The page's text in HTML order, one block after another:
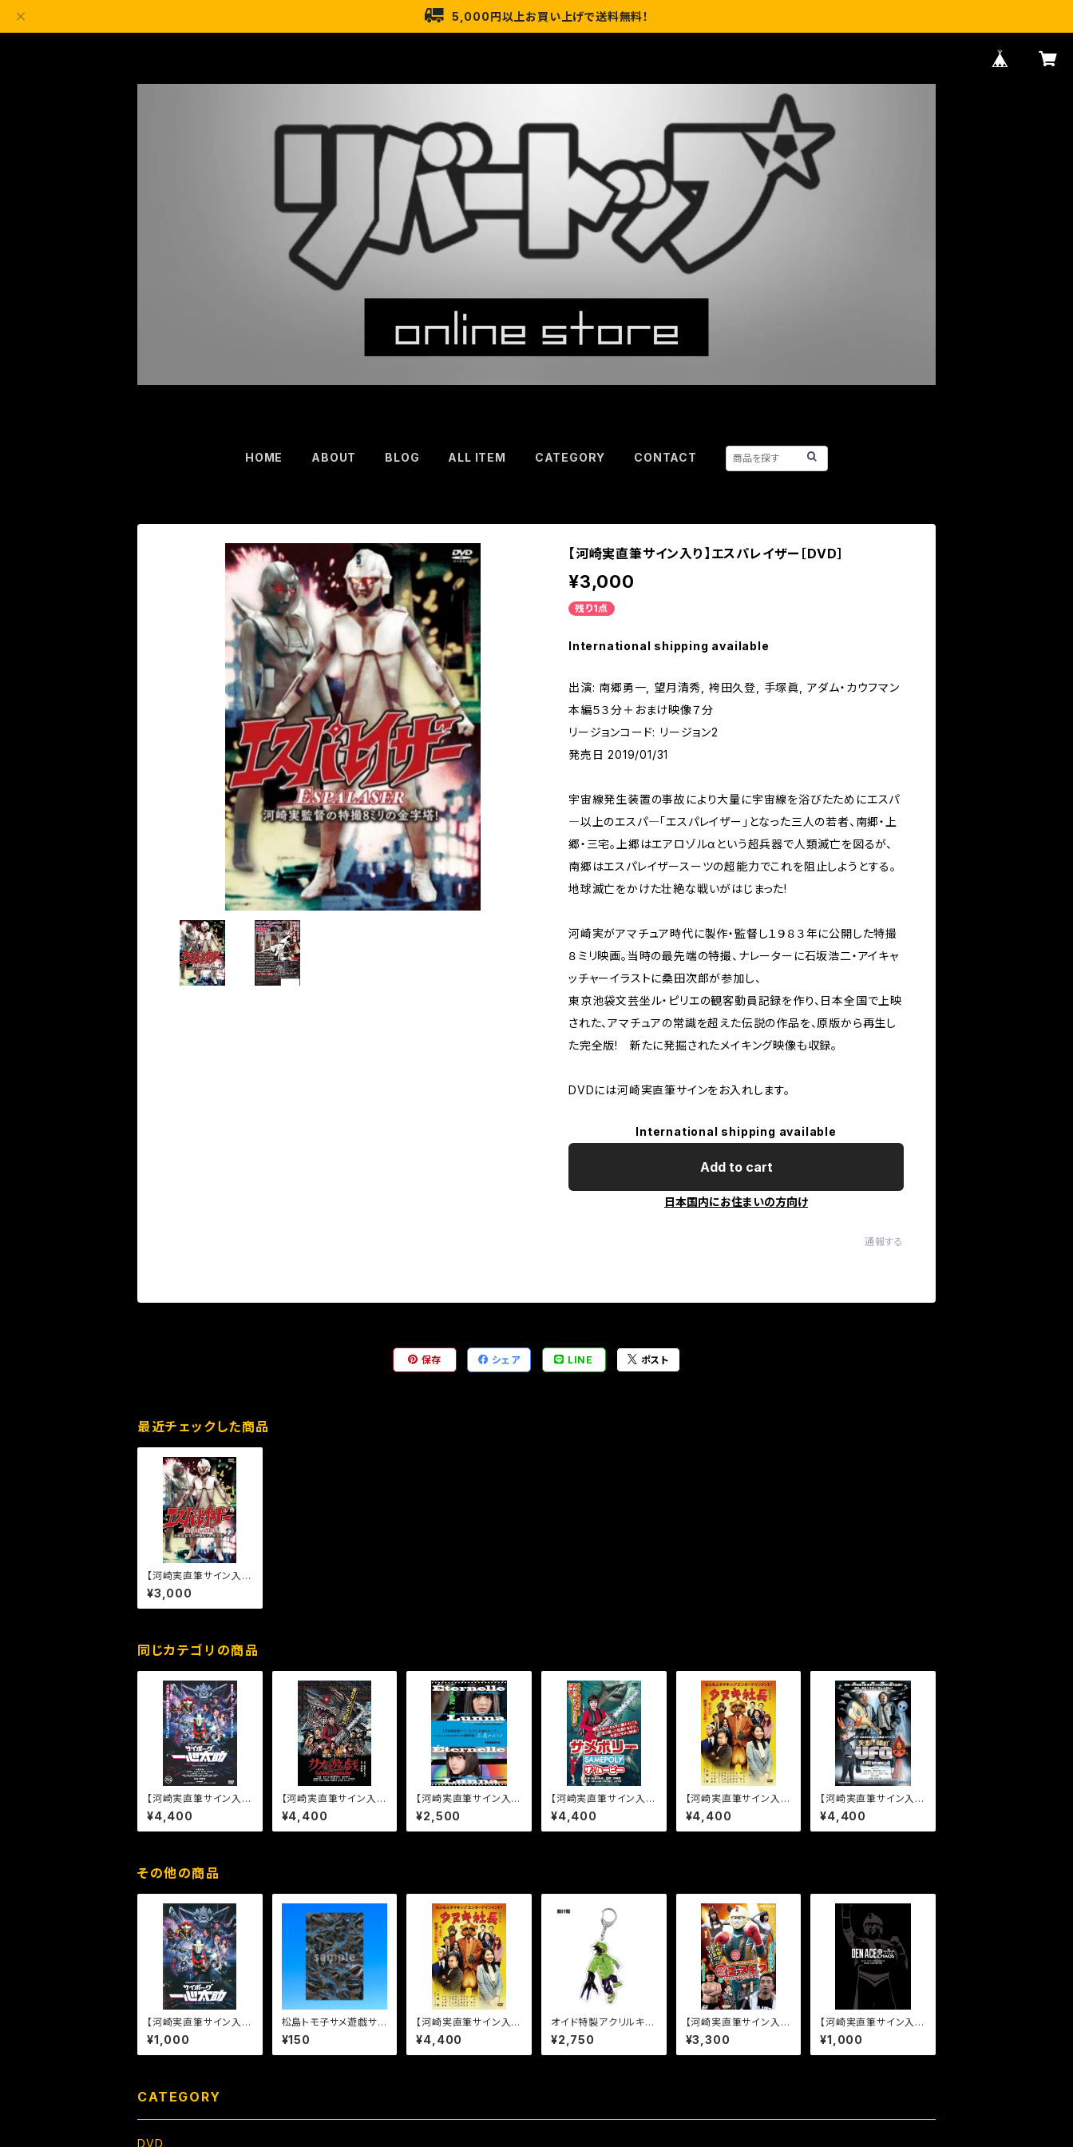
5,000円以上お買い上げで送料無料！
HOME ABOUT BLOG ALL ITEM CATEGORY CONTACT
【河崎実直筆サイン入り】エスパレイザー［DVD］
¥3,000
残り1点
International shipping available
出演: 南郷勇一, 望月清秀, 袴田久登, 手塚眞, アダム・カウフマン
本編５３分＋おまけ映像７分
リージョンコード: リージョン2
発売日 2019/01/31
宇宙線発生装置の事故により大量に宇宙線を浴びたためにエスパ
―以上のエスパ―「エスパレイザー」となった三人の若者、南郷・上
郷・三宅。上郷はエアロゾルαという超兵器で人類滅亡を図るが、
南郷はエスパレイザースーツの超能力でこれを阻止しようとする。
地球滅亡をかけた壮絶な戦いがはじまった!
河崎実がアマチュア時代に製作・監督し１９８３年に公開した特撮
８ミリ映画。当時の最先端の特撮、ナレーターに石坂浩二・アイキャ
ッチャーイラストに桑田次郎が参加し、
東京池袋文芸坐ル・ピリエの観客動員記録を作り、日本全国で上映
された、アマチュアの常識を超えた伝説の作品を、原版から再生し
た完全版! 新たに発掘されたメイキング映像も収録。
DVDには河崎実直筆サインをお入れします。
International shipping available
Add to cart
日本国内にお住まいの方向け
通報する
保存 シェア LINE ポスト
最近チェックした商品
【河崎実直筆サイン入
り】エスパレイザー［DV
D］
¥3,000
同じカテゴリの商品
【河崎実直筆サイン入
り】サイボーグ一心太助
［DVD］
¥4,400
【河崎実直筆サイン入
り】松島トモ子サメ遊戯
[DVD]
¥4,400
【河崎実直筆サイン入
り】永遠のルンナ [DV
D]
¥2,500
【河崎実直筆サイン入
り】サメポリー ザ・ムー
ビー [DVD]
¥4,400
【河崎実直筆サイン入
り】タヌキ社長［DVD］
¥4,400
【河崎実直筆サイン入
り】突撃！隣のUFO［DV
D］
¥4,400
その他の商品
【河崎実直筆サイン入
り】サイボーグ一心太助
パンフレット
¥1,000
松島トモ子サメ遊戯サメ
まみれポストカード
¥150
【河崎実直筆サイン入
り】タヌキ社長［DVD］
¥4,400
オイド特製アクリルキー
ホルダー【脱け殻】
¥2,750
【河崎実直筆サイン入
り】電エースキック［DV
D］
¥3,300
【河崎実直筆サイン入
り】電エースカオスパン
フレット
¥1,000
CATEGORY
DVD